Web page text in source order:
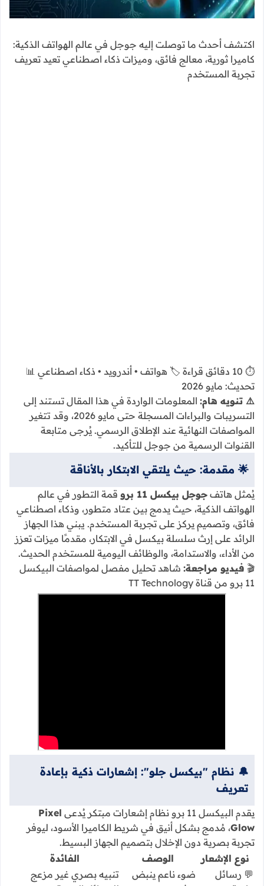
اكتشف أحدث ما توصلت إليه جوجل في عالم الهواتف الذكية:
كاميرا ثورية، معالج فائق، وميزات ذكاء اصطناعي تعيد تعريف
تجربة المستخدم
⏱️ 10 دقائق قراءة 🏷️ هواتف • أندرويد • ذكاء اصطناعي 📊
تحديث: مايو 2026
⚠️ تنويه هام: المعلومات الواردة في هذا المقال تستند إلى
التسريبات والبراءات المسجلة حتى مايو 2026، وقد تتغير
المواصفات النهائية عند الإطلاق الرسمي. يُرجى متابعة
القنوات الرسمية من جوجل للتأكيد.
🌟 مقدمة: حيث يلتقي الابتكار بالأناقة
يُمثل هاتف جوجل بيكسل 11 برو
قمة التطور في عالم
الهواتف الذكية، حيث يدمج بين عتاد متطور، وذكاء اصطناعي
فائق، وتصميم يركز على تجربة المستخدم. يبني هذا الجهاز
الرائد على إرث سلسلة بيكسل في الابتكار، مقدمًا ميزات تعزز
من الأداء، والاستدامة، والوظائف اليومية للمستخدم الحديث.
🎬 فيديو مراجعة: شاهد تحليل مفصل لمواصفات البيكسل
11 برو من قناة TT Technology
🔔 نظام "بيكسل جلو": إشعارات ذكية بإعادة
تعريف
يقدم البيكسل 11 برو نظام إشعارات مبتكر يُدعى
Pixel
Glow، مُدمج بشكل أنيق في شريط الكاميرا الأسود، ليوفر
تجربة بصرية دون الإخلال بتصميم الجهاز البسيط.
نوع الإشعار
الوصف
الفائدة
💬 رسائل
ضوء ناعم ينبض
تنبيه بصري غير مزعج